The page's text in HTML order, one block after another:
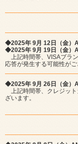
◆2025年 9月 12日（金）
◆2025年 9月 19日（金）
上記時間帯、VISAブラ
応答が発生する可能性がご
◆2025年 9月 26日（金）
上記時間帯、クレジット
ざいます。